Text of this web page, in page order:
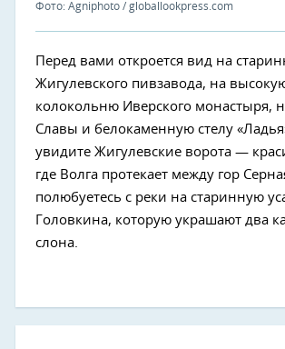
Фото: Agniphoto / globallookpress.com
Перед вами откроется вид на
Жигулевского пивзавода, на
колокольню Иверского монастыря,
Славы и белокаменную стелу
увидите Жигулевские ворота —
где Волга протекает между гор
полюбуетесь с реки на старинную
Головкина, которую украшают два
слона.